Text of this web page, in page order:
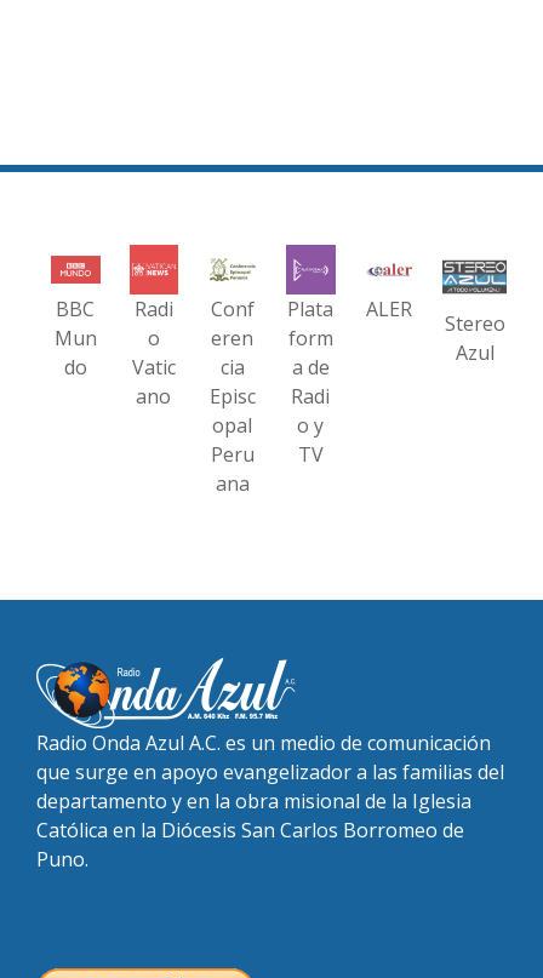
BBC
Mun
do
Radi
o
Vatic
ano
Conf
eren
cia
Episc
opal
Peru
ana
Plata
form
a de
Radi
o y
TV
ALER
Stereo
Azul
Radio Onda Azul A.C. es un medio de comunicación
que surge en apoyo evangelizador a las familias del
departamento y en la obra misional de la Iglesia
Católica en la Diócesis San Carlos Borromeo de
Puno.